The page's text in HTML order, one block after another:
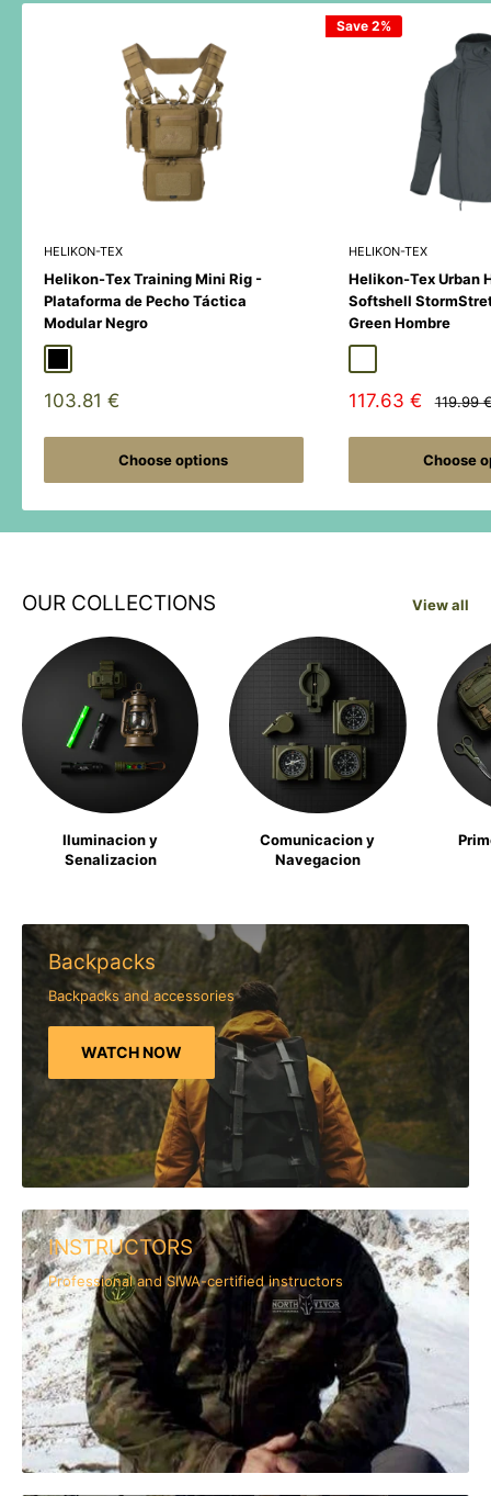
HELIKON-TEX
Helikon-Tex Training Mini Rig -
Plataforma de Pecho Táctica
Modular Negro
Sale
103.81 €
Choose options
Save 2%
HELIKON-TEX
Helikon-Tex Urban
Softshell
Green Hombre
Sale
117.63 €
Regular
119.99
Choose
OUR COLLECTIONS View all
Iluminacion y
Senalizacion
Comunicacion y
Navegacion
Backpacks
Backpacks and accessories
WATCH NOW
INSTRUCTORS
Professional and SIWA-certified instructors